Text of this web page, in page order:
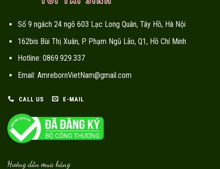
Số 9 ngách 24 ngõ 603 Lạc Long Quân, Tây Hồ, Hà Nội
162bis Bùi Thị Xuân, P. Phạm Ngũ Lão, Q1, Hồ Chí Minh
Hotline: 0869.929.337
Email: AmrebornVietNam@gmail.com
CALL US E-MAIL
Hướng dẫn mua hàng